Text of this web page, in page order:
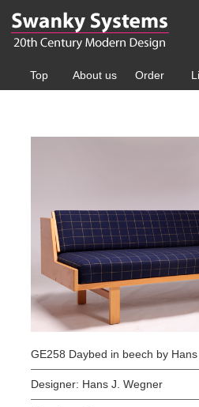
Top About us Order
GE258 Daybed in beech by
Designer: Hans J. Wegner